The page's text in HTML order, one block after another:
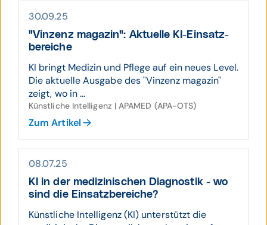
30.09.25
"Vinzenz magazin": Aktuelle KI-Einsatz­
bereiche
KI bringt Medizin und Pflege auf ein neues Level.
Die aktuelle Ausgabe des "Vinzenz magazin"
zeigt, wo in ...
Künstliche Intelligenz | APAMED (APA-OTS)
Zum Artikel
08.07.25
KI in der medi­zini­schen Diagnostik - wo
sind die Einsatz­be­reiche?
Künstliche Intelligenz (KI) unterstützt die